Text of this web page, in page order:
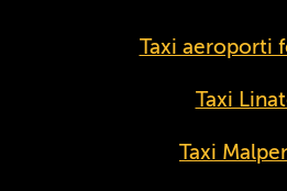
Taxi aeroporti
Taxi
Taxi